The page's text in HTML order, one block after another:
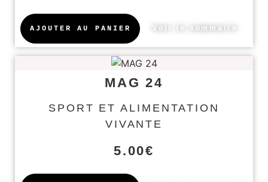
AJOUTER AU PANIER Voir le sommaire
MAG 24
SPORT ET ALIMENTATION
VIVANTE
5.00€